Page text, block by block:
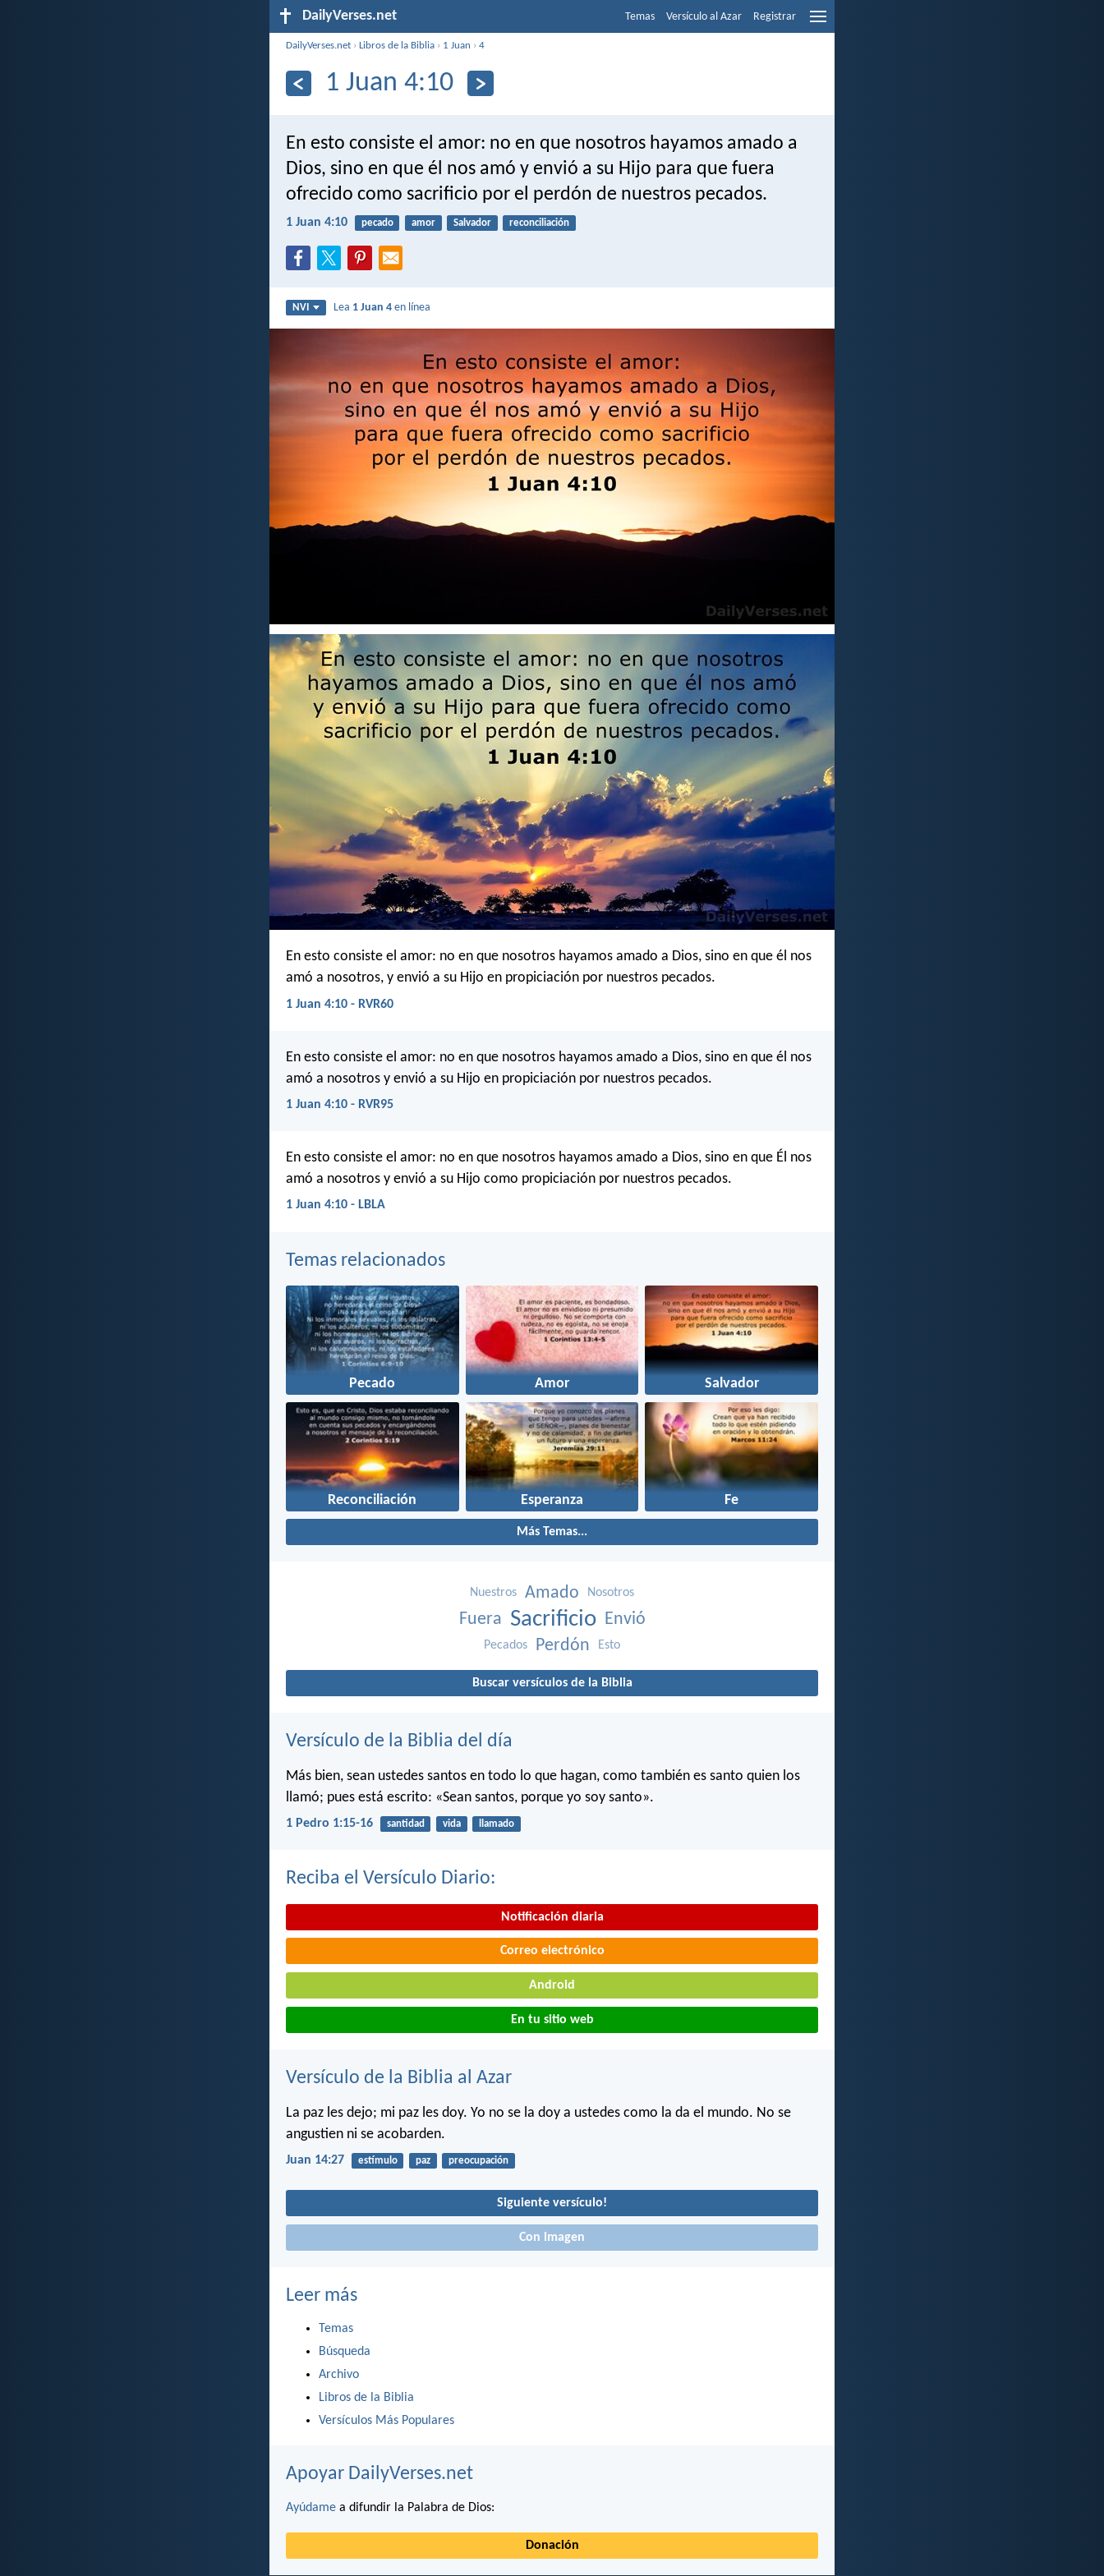
DailyVerses.net Temas Versículo al Azar Registrar
DailyVerses.net ›Libros de la Biblia › 1 Juan ›4
1 Juan 4:10
En esto consiste el amor: no en que nosotros hayamos amado a
Dios, sino en que él nos amó y envió a su Hijo para que fuera
ofrecido como sacrificio por el perdón de nuestros pecados.
1 Juan 4:10 pecado amor Salvador reconciliación
NVI Lea 1 Juan 4 en línea
En esto consiste el amor: no en que nosotros hayamos amado a Dios, sino en que él nos
amó a nosotros, y envió a su Hijo en propiciación por nuestros pecados.
1 Juan 4:10 - RVR60
En esto consiste el amor: no en que nosotros hayamos amado a Dios, sino en que él nos
amó a nosotros y envió a su Hijo en propiciación por nuestros pecados.
1 Juan 4:10 - RVR95
En esto consiste el amor: no en que nosotros hayamos amado a Dios, sino en que Él nos
amó a nosotros y envió a su Hijo como propiciación por nuestros pecados.
1 Juan 4:10 - LBLA
Temas relacionados
Pecado Amor Salvador
Reconciliación Esperanza Fe
Más Temas...
Nuestros Amado Nosotros
Fuera Sacrificio Envió
Pecados Perdón Esto
Buscar versículos de la Biblia
Versículo de la Biblia del día
Más bien, sean ustedes santos en todo lo que hagan, como también es santo quien los
llamó; pues está escrito: «Sean santos, porque yo soy santo».
1 Pedro 1:15-16 santidad vida llamado
Reciba el Versículo Diario:
Notificación diaria
Correo electrónico
Android
En tu sitio web
Versículo de la Biblia al Azar
La paz les dejo; mi paz les doy. Yo no se la doy a ustedes como la da el mundo. No se
angustien ni se acobarden.
Juan 14:27 estímulo paz preocupación
Siguiente versículo!
Con imagen
Leer más
Temas
Búsqueda
Archivo
Libros de la Biblia
Versículos Más Populares
Apoyar DailyVerses.net
Ayúdame a difundir la Palabra de Dios:
Donación